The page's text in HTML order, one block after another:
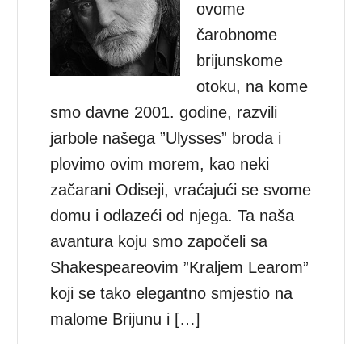
ovome
čarobnome
brijunskome
otoku, na kome
smo davne 2001. godine, razvili
jarbole našega ”Ulysses” broda i
plovimo ovim morem, kao neki
začarani Odiseji, vraćajući se svome
domu i odlazeći od njega. Ta naša
avantura koju smo započeli sa
Shakespeareovim ”Kraljem Learom”
koji se tako elegantno smjestio na
malome Brijunu i […]